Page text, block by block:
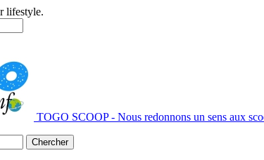
lifestyle.
TOGO SCOOP - Nous redonnons un sens aux